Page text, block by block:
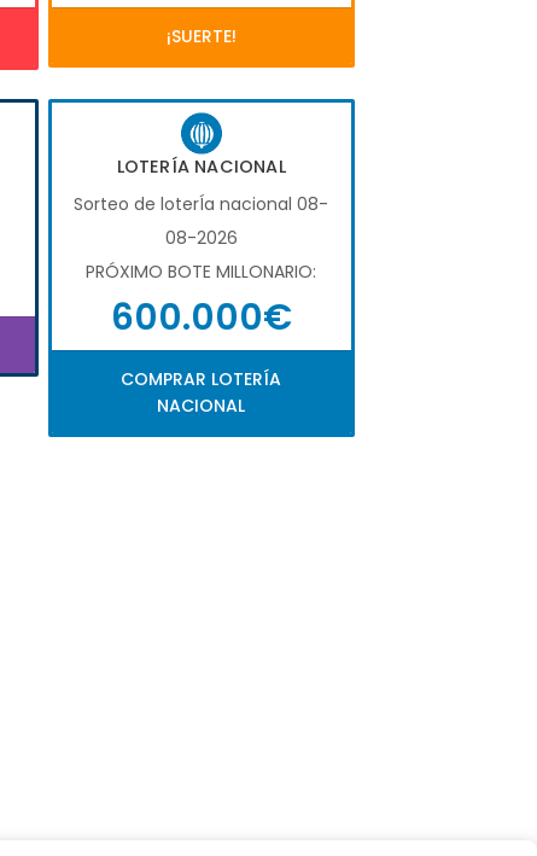
¡SUERTE!
LOTERÍA NACIONAL
Sorteo de loterÍa nacional 08-
08-2026
PRÓXIMO BOTE MILLONARIO:
600.000€
COMPRAR LOTERÍA
NACIONAL